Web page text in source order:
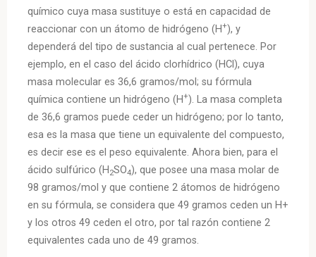
químico cuya masa sustituye o está en capacidad de
reaccionar con un átomo de hidrógeno (H+), y
dependerá del tipo de sustancia al cual pertenece. Por
ejemplo, en el caso del ácido clorhídrico (HCl), cuya
masa molecular es 36,6 gramos/mol; su fórmula
química contiene un hidrógeno (H+). La masa completa
de 36,6 gramos puede ceder un hidrógeno; por lo tanto,
esa es la masa que tiene un equivalente del compuesto,
es decir ese es el peso equivalente. Ahora bien, para el
ácido sulfúrico (H2SO4), que posee una masa molar de
98 gramos/mol y que contiene 2 átomos de hidrógeno
en su fórmula, se considera que 49 gramos ceden un H+
y los otros 49 ceden el otro, por tal razón contiene 2
equivalentes cada uno de 49 gramos.